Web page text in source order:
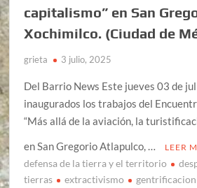
capitalismo” en San
Xochimilco. (Ciudad de
grieta 3 julio, 2025
Del Barrio News Este jueves 03 de
inaugurados los trabajos del
“Más allá de la aviación, la
en San Gregorio Atlapulco, …
LEER
defensa de la tierra y el territorio
tierras
extractivismo gentrificacion